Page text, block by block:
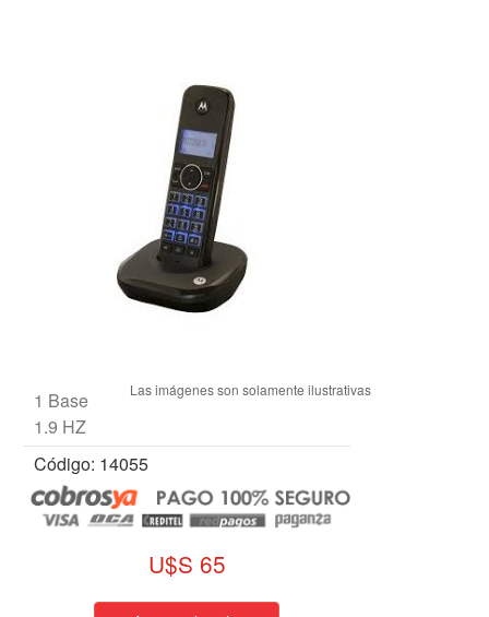
1 Base
1.9 HZ
Código: 14055
U$S 65